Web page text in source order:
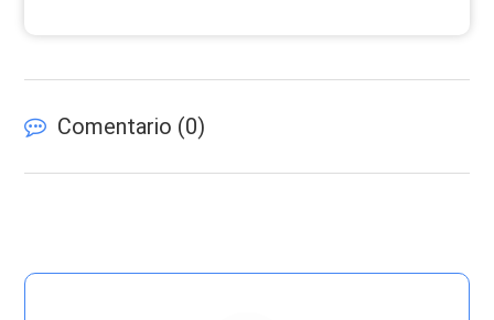
Comentario (0)